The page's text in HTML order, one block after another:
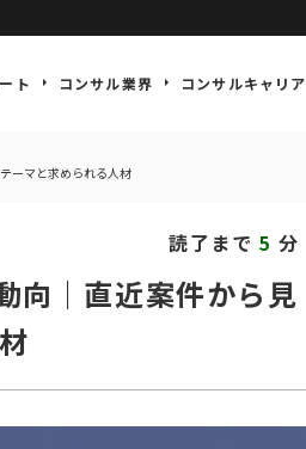
ト コンサル業界 コンサルキャリア
ーマと求められる人材
読了まで 5 分
向｜直近案件から見